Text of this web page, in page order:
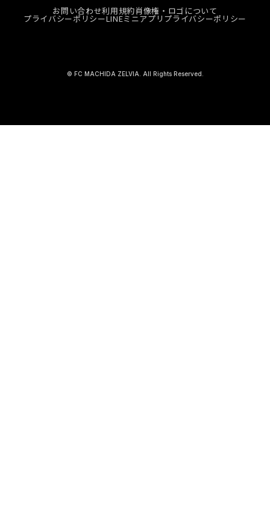
お問い合わせ利用規約肖像権・ロゴについて
プライバシーポリシーLINEミニアプリプライバシーポリシー
© FC MACHIDA ZELVIA. All Rights Reserved.